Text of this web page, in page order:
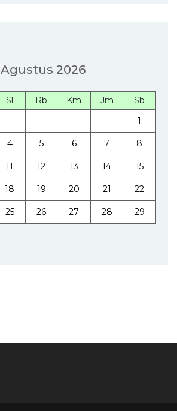
Agustus 2026
Sl Rb Km Jm
Sb
1
4 5 6 7 8
11 12 13 14 15
18 19 20 21 22
25 26 27 28 29